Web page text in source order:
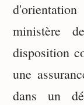
ministère
disposition
une
dans un